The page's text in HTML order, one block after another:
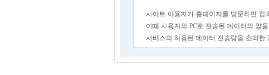
사이트 이용자가 홈페이지를 방문하면 접
이때 사용자의 PC로 전송된 데이터의 양
서비스의 허용된 데이터 전송량을 초과